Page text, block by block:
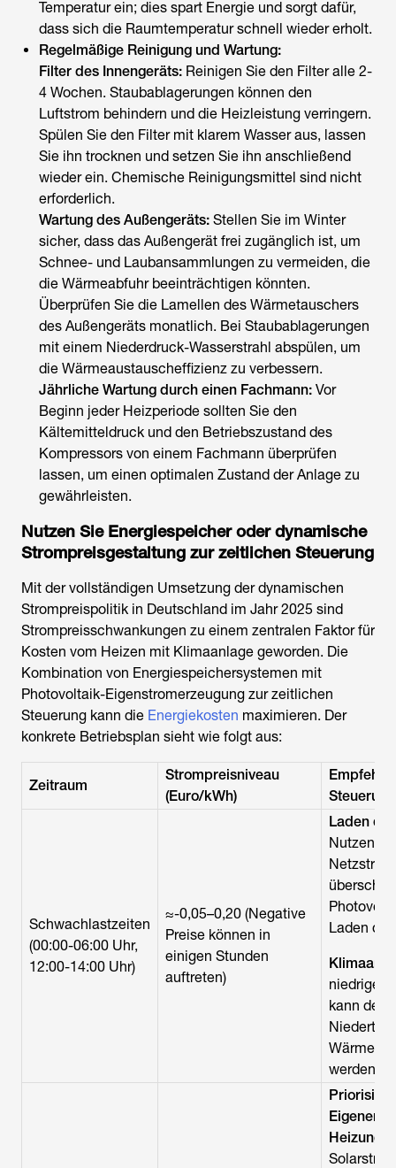
Temperatur ein; dies spart Energie und sorgt dafür,
dass sich die Raumtemperatur schnell wieder erholt.
Regelmäßige Reinigung und Wartung:
Filter des Innengeräts: Reinigen Sie den Filter alle 2-
4 Wochen. Staubablagerungen können den
Luftstrom behindern und die Heizleistung verringern.
Spülen Sie den Filter mit klarem Wasser aus, lassen
Sie ihn trocknen und setzen Sie ihn anschließend
wieder ein. Chemische Reinigungsmittel sind nicht
erforderlich.
Wartung des Außengeräts: Stellen Sie im Winter
sicher, dass das Außengerät frei zugänglich ist, um
Schnee- und Laubansammlungen zu vermeiden, die
die Wärmeabfuhr beeinträchtigen könnten.
Überprüfen Sie die Lamellen des Wärmetauschers
des Außengeräts monatlich. Bei Staubablagerungen
mit einem Niederdruck-Wasserstrahl abspülen, um
die Wärmeaustauscheffizienz zu verbessern.
Jährliche Wartung durch einen Fachmann: Vor
Beginn jeder Heizperiode sollten Sie den
Kältemitteldruck und den Betriebszustand des
Kompressors von einem Fachmann überprüfen
lassen, um einen optimalen Zustand der Anlage zu
gewährleisten.
Nutzen Sie Energiespeicher oder dynamische
Strompreisgestaltung zur zeitlichen Steuerung
Mit der vollständigen Umsetzung der dynamischen
Strompreispolitik in Deutschland im Jahr 2025 sind
Strompreisschwankungen zu einem zentralen Faktor für
Kosten vom Heizen mit Klimaanlage geworden. Die
Kombination von Energiespeichersystemen mit
Photovoltaik-Eigenstromerzeugung zur zeitlichen
Steuerung kann die Energiekosten maximieren. Der
konkrete Betriebsplan sieht wie folgt aus:
Zeitraum
Strompreisniveau
(Euro/kWh)
Steuerung
Schwachlastzeiten
(00:00-06:00 Uhr,
12:00-14:00 Uhr)
≈-0,05–0,20 (Negative
Preise können in
einigen Stunden
auftreten)
Laden
Nutzen
Laden
niedrigen
kann der
werden.
Heizung: